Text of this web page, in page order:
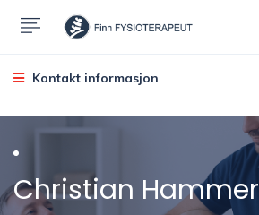
Kontakt informasjon
Christian Hammer